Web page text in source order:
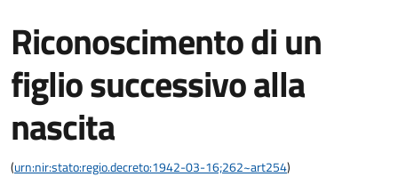
Riconoscimento di un
figlio successivo alla
nascita
(urn:nir:stato:regio.decreto:1942-03-16;262~art254)